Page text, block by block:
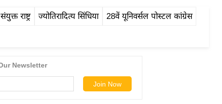
संयुक्त राष्ट्र ज्योतिरादित्य सिंधिया 28वें यूनिवर्सल पोस्टल कांग्रेस